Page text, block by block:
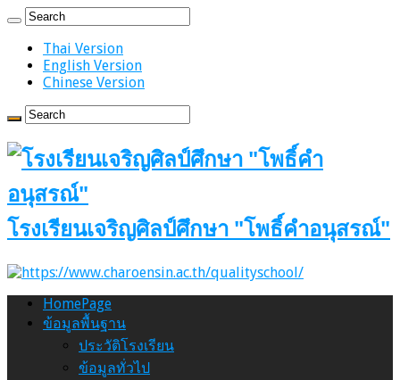
Thai Version
English Version
Chinese Version
โรงเรียนเจริญศิลป์ศึกษา "โพธิ์คำอนุสรณ์"
HomePage
ข้อมูลพื้นฐาน
ประวัติโรงเรียน
ข้อมูลทั่วไป